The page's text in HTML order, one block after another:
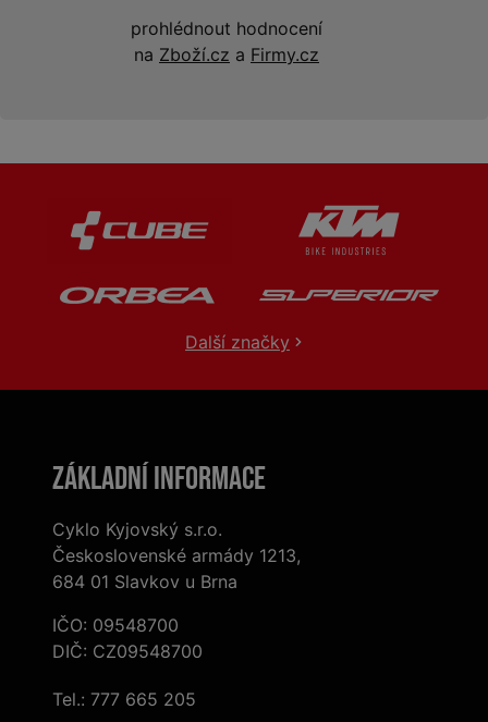
prohlédnout hodnocení
na Zboží.cz a Firmy.cz
Další značky
Základní informace
Cyklo Kyjovský s.r.o.
Československé armády 1213,
684 01 Slavkov u Brna
IČO: 09548700
DIČ: CZ09548700
Tel.: 777 665 205